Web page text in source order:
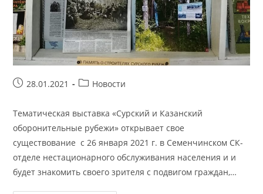
Запись28.01.2021
Рубрика
Новости
Тематическая выставка «Сурский и Казанский
оборонительные рубежи» открывает свое
существование с 26 января 2021 г. в Семенчинском СК-
отделе нестационарного обслуживания населения и и
будет знакомить своего зрителя с подвигом граждан,…